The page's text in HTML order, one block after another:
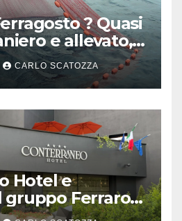
? Quasi
e allevato,
CARLO SCATOZZA
Hotel e
gruppo Ferraro
e il gusto